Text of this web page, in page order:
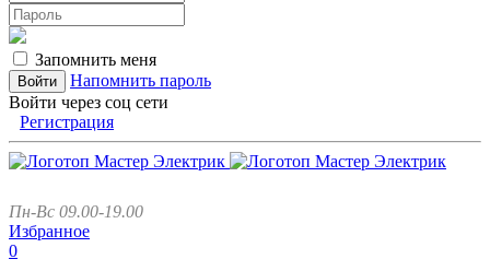
Запомнить меня
Напомнить пароль
Войти через соц сети
Регистрация
Пн-Вс 09.00-19.00
Избранное
0